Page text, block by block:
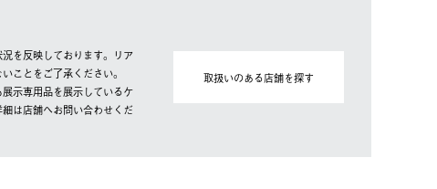
況を反映しております。リア
ことをご了承ください。
展示専用品を展示しているケ
は店舗へお問い合わせくだ
取扱いのある店舗を探す